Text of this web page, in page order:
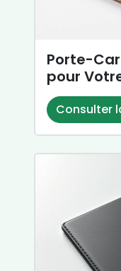
Porte-
pour
Consulter